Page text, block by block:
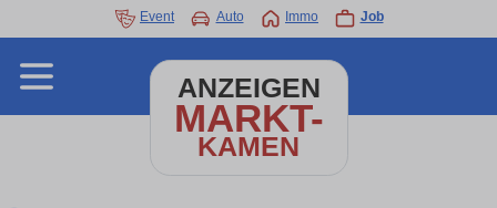
Event Auto Immo Job
ANZEIGEN
MARKT-
KAMEN